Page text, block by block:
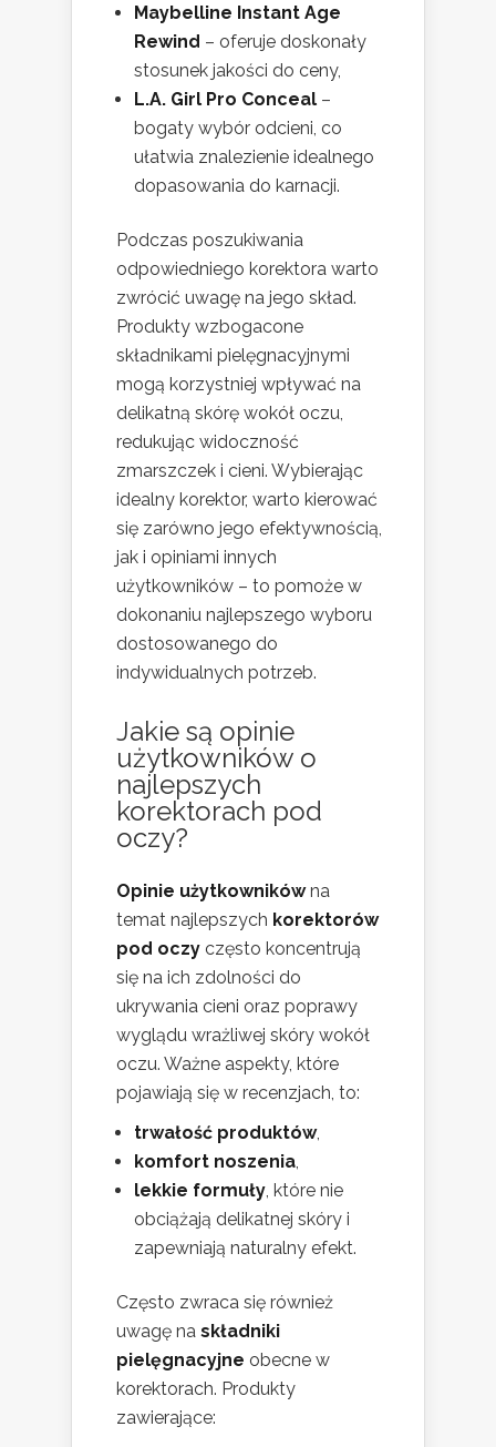
Maybelline Instant Age
Rewind – oferuje doskonały
stosunek jakości do ceny,
L.A. Girl Pro Conceal –
bogaty wybór odcieni, co
ułatwia znalezienie idealnego
dopasowania do karnacji.
Podczas poszukiwania
odpowiedniego korektora warto
zwrócić uwagę na jego skład.
Produkty wzbogacone
składnikami pielęgnacyjnymi
mogą korzystniej wpływać na
delikatną skórę wokół oczu,
redukując widoczność
zmarszczek i cieni. Wybierając
idealny korektor, warto kierować
się zarówno jego efektywnością,
jak i opiniami innych
użytkowników – to pomoże w
dokonaniu najlepszego wyboru
dostosowanego do
indywidualnych potrzeb.
Jakie są opinie
użytkowników o
najlepszych
korektorach pod
oczy?
Opinie użytkownikówna
temat najlepszych korektorów
pod oczy często koncentrują
się na ich zdolności do
ukrywania cieni oraz poprawy
wyglądu wrażliwej skóry wokół
oczu. Ważne aspekty, które
pojawiają się w recenzjach, to:
trwałość produktów,
komfort noszenia
lekkie formuły , które nie
obciążają delikatnej skóry i
zapewniają naturalny efekt.
Często zwraca się również
uwagę na składniki
pielęgnacyjne obecne w
korektorach. Produkty
zawierające: